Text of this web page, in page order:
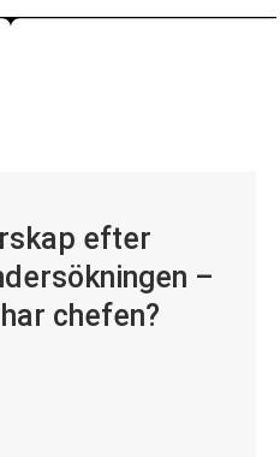
efter
–
chefen?